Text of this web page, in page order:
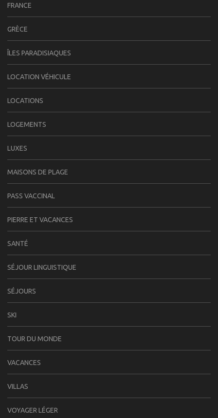
FRANCE
GRÈCE
ÎLES PARADISIAQUES
LOCATION VÉHICULE
LOCATIONS
LOGEMENTS
LUXES
MAISONS DE PLAGE
PASS VACCINAL
PIERRE ET VACANCES
SANTÉ
SÉJOUR LINGUISTIQUE
SÉJOURS
SKI
TOUR DU MONDE
VACANCES
VILLAS
VOYAGER LÉGER